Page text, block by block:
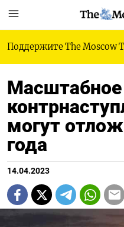
Поддержите The Moscow
Масштабное
могут
года
14.04.2023